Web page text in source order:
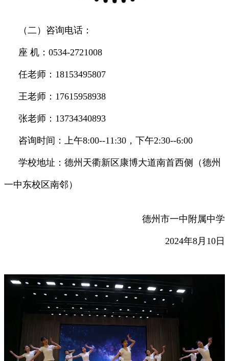
（二）咨询电话：
座 机：0534-2721008
任老师：18153495807
王老师：17615958938
张老师：13734340893
咨询时间：上午8:00--11:30，下午2:30--6:00
学校地址：德州天衢新区康博大道南首西侧（德州
一中东校区南邻）
德州市一中附属中学
2024年8月10日